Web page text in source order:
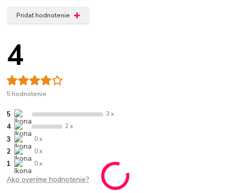
Pridať hodnotenie
4
5 hodnotenie
5 3 x
4 2 x
3 0 x
2 0 x
1 0 x
Ako overíme hodnotenie?